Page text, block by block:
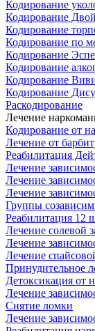
Кодирование
Кодирование
Кодирование
Кодирование по
Кодирование
Кодирование
Кодирование
Кодирование
Раскодирование
Лечение
Кодирование от
Лечение от
Реабилитация
Лечение
Лечение
Лечение
Группы
Реабилитация 12
Лечение солевой
Лечение
Лечение
Принудительное
Детоксикация от
Лечение
Снятие ломки
Лечение